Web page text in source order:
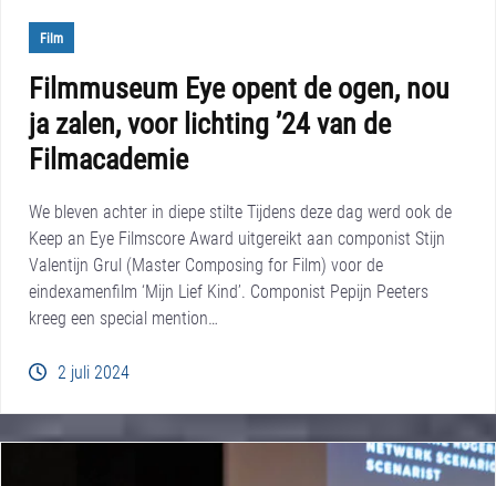
Film
Filmmuseum Eye opent de ogen, nou
ja zalen, voor lichting ’24 van de
Filmacademie
We bleven achter in diepe stilte Tijdens deze dag werd ook de
Keep an Eye Filmscore Award uitgereikt aan componist Stijn
Valentijn Grul (Master Composing for Film) voor de
eindexamenfilm ‘Mijn Lief Kind’. Componist Pepijn Peeters
kreeg een special mention…
2 juli 2024